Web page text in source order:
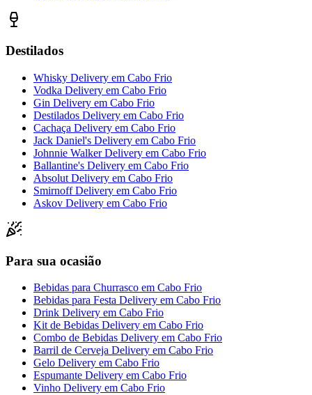
Destilados
Whisky Delivery em Cabo Frio
Vodka Delivery em Cabo Frio
Gin Delivery em Cabo Frio
Destilados Delivery em Cabo Frio
Cachaça Delivery em Cabo Frio
Jack Daniel's Delivery em Cabo Frio
Johnnie Walker Delivery em Cabo Frio
Ballantine's Delivery em Cabo Frio
Absolut Delivery em Cabo Frio
Smirnoff Delivery em Cabo Frio
Askov Delivery em Cabo Frio
Para sua ocasião
Bebidas para Churrasco em Cabo Frio
Bebidas para Festa Delivery em Cabo Frio
Drink Delivery em Cabo Frio
Kit de Bebidas Delivery em Cabo Frio
Combo de Bebidas Delivery em Cabo Frio
Barril de Cerveja Delivery em Cabo Frio
Gelo Delivery em Cabo Frio
Espumante Delivery em Cabo Frio
Vinho Delivery em Cabo Frio